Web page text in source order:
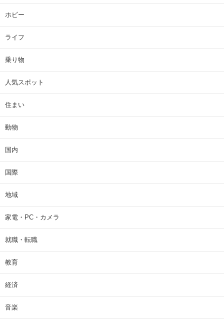
ホビー
ライフ
乗り物
人気スポット
住まい
動物
国内
国際
地域
家電・PC・カメラ
就職・転職
教育
経済
音楽